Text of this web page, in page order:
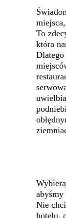
To
która
Nie
hotelu,